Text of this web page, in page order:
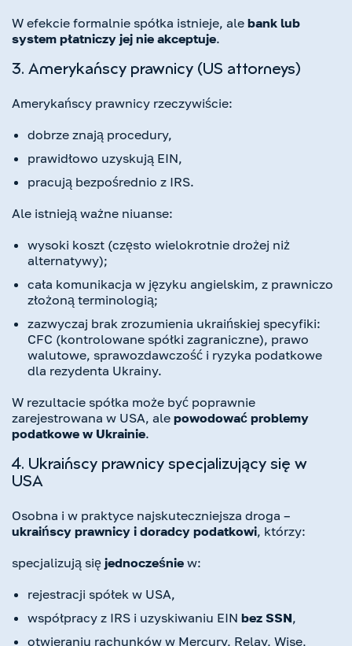
W efekcie formalnie spółka istnieje, ale bank lub
system płatniczy jej nie akceptuje.
3. Amerykańscy prawnicy (US attorneys)
Amerykańscy prawnicy rzeczywiście:
dobrze znają procedury,
prawidłowo uzyskują EIN,
pracują bezpośrednio z IRS.
Ale istnieją ważne niuanse:
wysoki koszt (często wielokrotnie drożej niż
alternatywy);
cała komunikacja w języku angielskim, z prawniczo
złożoną terminologią;
zazwyczaj brak zrozumienia ukraińskiej specyfiki:
CFC (kontrolowane spółki zagraniczne), prawo
walutowe, sprawozdawczość i ryzyka podatkowe
dla rezydenta Ukrainy.
W rezultacie spółka może być poprawnie
zarejestrowana w USA, ale powodować problemy
podatkowe w Ukrainie.
4. Ukraińscy prawnicy specjalizujący się w
USA
Osobna i w praktyce najskuteczniejsza droga –
ukraińscy prawnicy i doradcy podatkowi, którzy:
specjalizują się jednocześnie w:
rejestracji spółek w USA,
współpracy z IRS i uzyskiwaniu EIN bez SSN,
otwieraniu rachunków w Mercury, Relay, Wise,